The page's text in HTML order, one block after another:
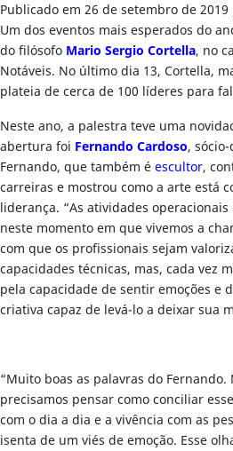
Publicado em 26 de setembro de 2019
Um dos eventos mais esperados do
do filósofo Mario Sergio Cortella, no
Notáveis. No último dia 13, Cortella,
plateia de cerca de 100 líderes para
Neste ano, a palestra teve uma
abertura foi Fernando Cardoso,
Fernando, que também éescultor,
carreiras e mostrou como a arte está
liderança. “As atividades
neste momento em que vivemos a
com que os profissionais sejam
capacidades técnicas, mas, cada vez
pela capacidade de sentir emoções e
criativa capaz de levá-lo a deixar sua
“Muito boas as palavras do Fernando.
precisamos pensar como conciliar
com o dia a dia e a vivência com as
isenta de um viés de emoção. Esse